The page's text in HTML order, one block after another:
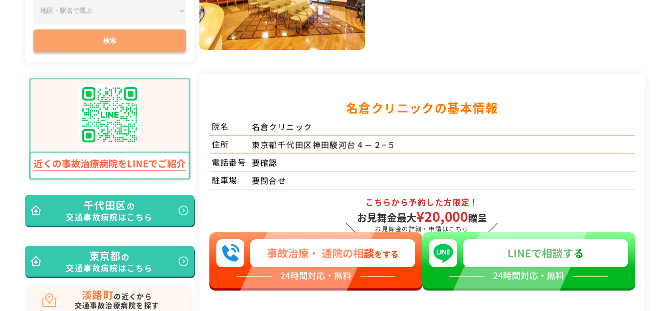
名倉クリニックの基本情報
院名
名倉クリニック
住所
東京都千代田区神田駿河台４－２−５
電話番号 要確認
駐車場
要問合せ
＼
こちらから予約した方限定！
お見舞金最大¥20,000贈呈
お見舞金の詳細・申請はこちら ／
検索
千代田区の
交通事故病院はこちら
東京都の
交通事故病院はこちら
淡路町の近くから
交通事故治療病院を探す